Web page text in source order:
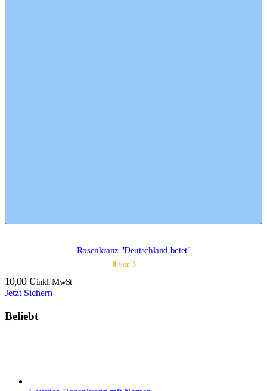
Rosenkranz "Deutschland betet"
0 von 5
10,00 € inkl. MwSt
Jetzt Sichern
Beliebt